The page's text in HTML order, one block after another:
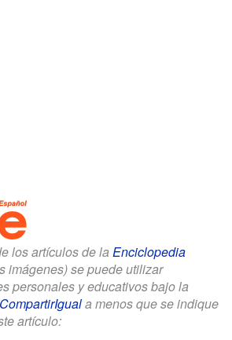
los artículos de la Enciclopedia
imágenes) se puede utilizar
personales y educativos bajo la
a menos que se indique
artículo: